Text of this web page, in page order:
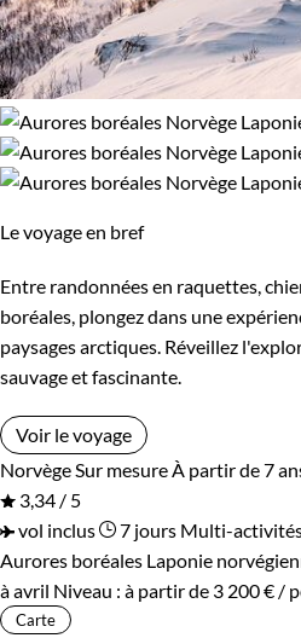
Le voyage en bref
Entre randonnées en raquettes,
boréales, plongez dans une
paysages arctiques. Réveillez
sauvage et fascinante.
Voir le voyage
Norvège Sur mesure À partir de 7
3,34 / 5
vol inclus
7 jours Multi-
Aurores boréales Laponie
à avril Niveau : à partir de 3 200 € /
Carte